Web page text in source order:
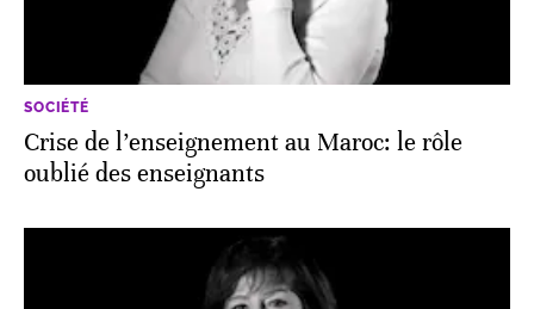
SOCIÉTÉ
Crise de l’enseignement au Maroc: le rôle
oublié des enseignants